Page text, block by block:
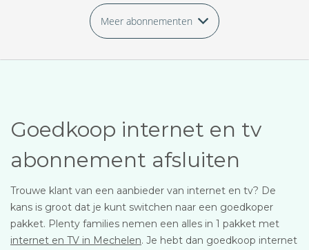
Meer abonnementen
Goedkoop internet en tv
abonnement afsluiten
Trouwe klant van een aanbieder van internet en tv? De
kans is groot dat je kunt switchen naar een goedkoper
pakket. Plenty families nemen een alles in 1 pakket met
internet en TV in Mechelen. Je hebt dan goedkoop internet